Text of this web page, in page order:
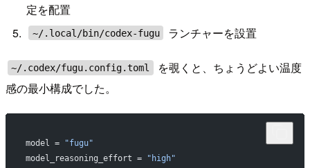
定を配置
~/.local/bin/codex-fugu ランチャーを設置
~/.codex/fugu.config.toml
を覗くと、ちょうどよい温度
感の最小構成でした。
model =
"fugu"
model_reasoning_effort =
"high"